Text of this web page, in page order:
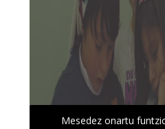
Mesedez onartu